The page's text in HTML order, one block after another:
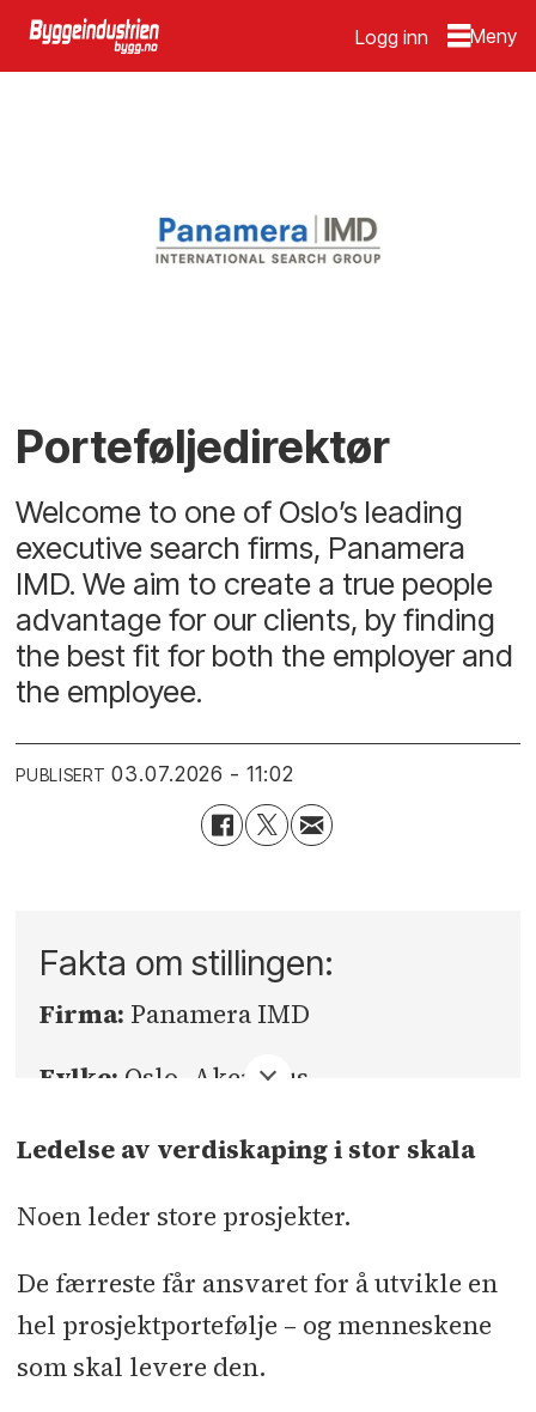
Logg inn
Porteføljedirektør
Welcome to one of Oslo’s leading
executive search firms, Panamera
IMD. We aim to create a true people
advantage for our clients, by finding
the best fit for both the employer and
the employee.
PUBLISERT 03.07.2026 - 11:02
Fakta om stillingen:
Firma: Panamera IMD
Fylke: Oslo, Akershus
Sted:Østlandet
Søknadsfrist:snarest
Ledelse av verdiskaping i stor skala
Noen leder store prosjekter.
De færreste får ansvaret for å utvikle en
hel prosjektportefølje – og menneskene
som skal levere den.